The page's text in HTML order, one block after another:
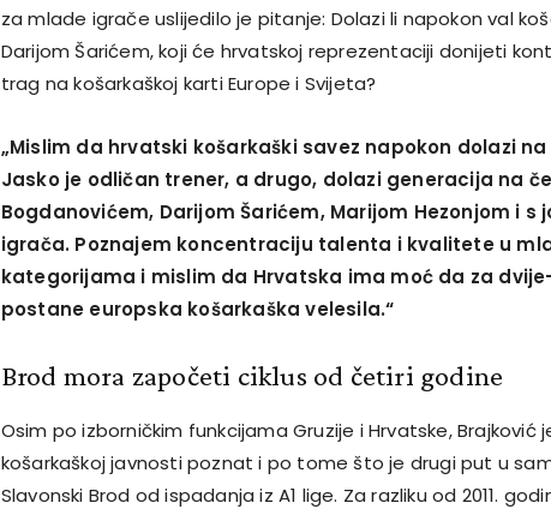
za mlade igrače uslijedilo je pitanje: Dolazi li napokon val
Darijom Šarićem, koji će hrvatskoj reprezentaciji donijeti
trag na košarkaškoj karti Europe i Svijeta?
„Mislim da hrvatski košarkaški savez napokon dolazi na
Jasko je odličan trener, a drugo, dolazi generacija na
Bogdanovićem, Darijom Šarićem, Marijom Hezonjom i s
igrača. Poznajem koncentraciju talenta i kvalitete u
kategorijama i mislim da Hrvatska ima moć da za
postane europska košarkaška velesila.“
Brod mora započeti ciklus od četiri godine
Osim po izborničkim funkcijama Gruzije i Hrvatske,
košarkaškoj javnosti poznat i po tome što je drugi put u
Slavonski Brod od ispadanja iz A1 lige. Za razliku od 2011.